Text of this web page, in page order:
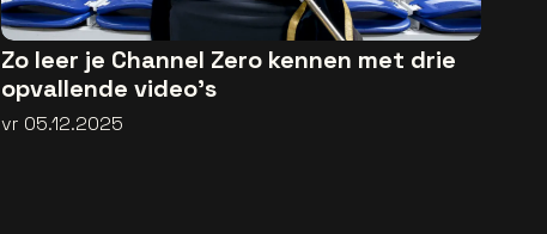
Zo leer je Channel Zero kennen met drie
opvallende video's
vr 05.12.2025